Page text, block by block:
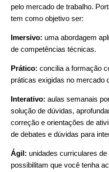
pelo mercado de trabalho.
tem como objetivo ser:
Imersivo: uma abordagem
de competências técnicas.
Prático: concilia a formação
práticas exigidas no mercado
Interativo: aulas semanais
solução de dúvidas,
correção e orientações de
de debates e dúvidas para
Ágil: unidades curriculares
possibilitam que você tenha